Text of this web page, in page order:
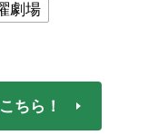
劇場
ちら！